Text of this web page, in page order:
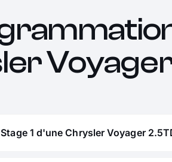
1 d'une Chrysler Voyager